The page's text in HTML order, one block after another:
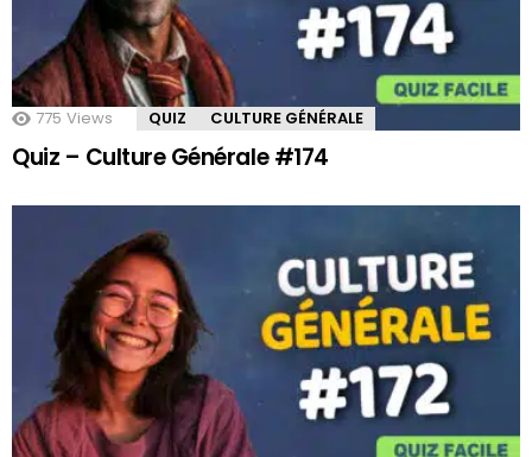
775 Views QUIZ CULTURE GÉNÉRALE
Quiz – Culture Générale #174